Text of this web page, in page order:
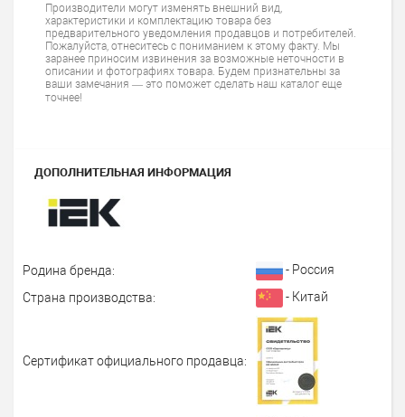
Производители могут изменять внешний вид,
характеристики и комплектацию товара без
предварительного уведомления продавцов и потребителей.
Пожалуйста, отнеситесь с пониманием к этому факту. Мы
заранее приносим извинения за возможные неточности в
описании и фотографиях товара. Будем признательны за
ваши замечания — это поможет сделать наш каталог еще
точнее!
ДОПОЛНИТЕЛЬНАЯ ИНФОРМАЦИЯ
Родина бренда:
- Россия
Страна производства:
- Китай
Сертификат официального продавца: